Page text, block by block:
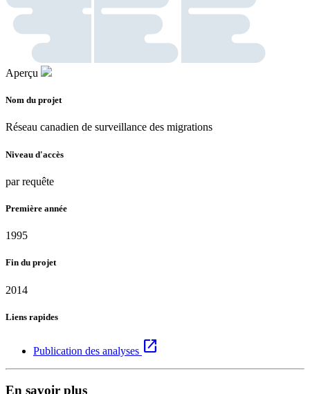
Aperçu
Nom du projet
Réseau canadien de surveillance des migrations
Niveau d'accès
par requête
Première année
1995
Fin du projet
2014
Liens rapides
Publication des analyses open_in_new
En savoir plus